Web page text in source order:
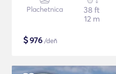
Plachetnica
38 ft
12 m
$976 /deň